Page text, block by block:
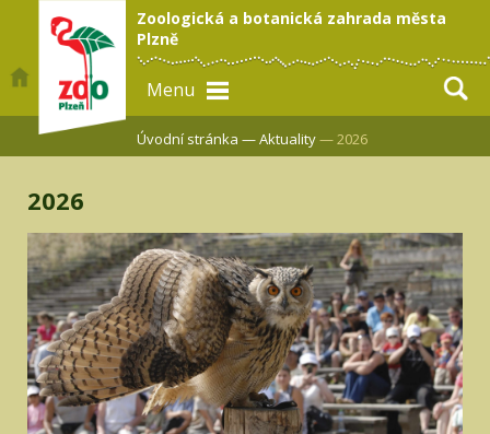
Zoologická a botanická zahrada města
Plzně
Menu
Úvodní stránka —Aktuality— 2026
2026